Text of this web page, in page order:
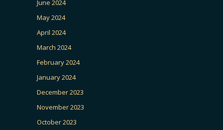
June 2024
May 2024
April 2024
March 2024
February 2024
January 2024
December 2023
November 2023
October 2023